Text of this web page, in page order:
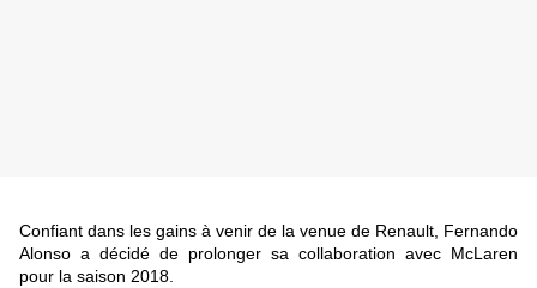
Confiant dans les gains à venir de la venue de Renault, Fernando
Alonso a décidé de prolonger sa collaboration avec McLaren
pour la saison 2018.